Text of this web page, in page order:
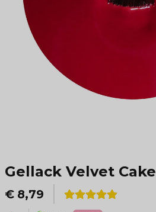
Gellack Velvet Cake
€ 8,79